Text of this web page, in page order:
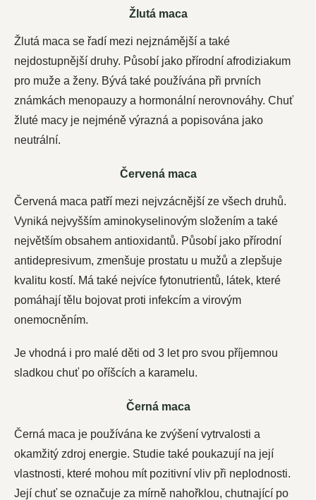
Žlutá maca
Žlutá maca se řadí mezi nejznámější a také
nejdostupnější druhy. Působí jako přírodní afrodiziakum
pro muže a ženy. Bývá také používána při prvních
známkách menopauzy a hormonální nerovnováhy. Chuť
žluté macy je nejméně výrazná a popisována jako
neutrální.
Červená maca
Červená maca patří mezi nejvzácnější ze všech druhů.
Vyniká nejvyšším aminokyselinovým složením a také
největším obsahem antioxidantů. Působí jako přírodní
antidepresivum, zmenšuje prostatu u mužů a zlepšuje
kvalitu kostí. Má také nejvíce fytonutrientů, látek, které
pomáhají tělu bojovat proti infekcím a virovým
onemocněním.
Je vhodná i pro malé děti od 3 let pro svou příjemnou
sladkou chuť po oříšcích a karamelu.
Černá maca
Černá maca je používána ke zvýšení vytrvalosti a
okamžitý zdroj energie. Studie také poukazují na její
vlastnosti, které mohou mít pozitivní vliv při neplodnosti.
Její chuť se označuje za mírně nahořklou, chutnající po